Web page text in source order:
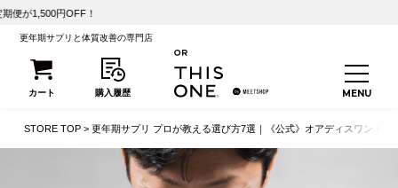
更年期サプリと体質改善の専門店
STORE TOP 更年期サプリ プロが教える選び方7選｜《公式》オアディスワン